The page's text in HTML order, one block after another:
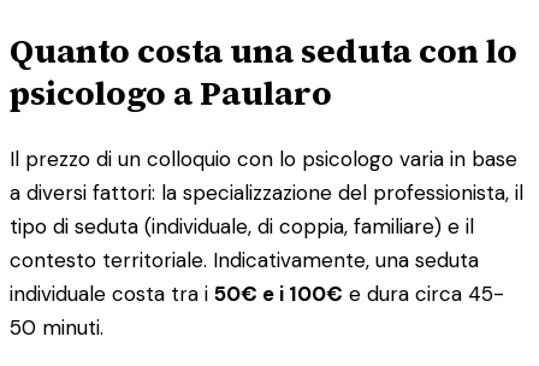
Quanto costa una seduta con lo
psicologo a Paularo
Il prezzo di un colloquio con lo psicologo varia in base
a diversi fattori: la specializzazione del professionista, il
tipo di seduta (individuale, di coppia, familiare) e il
contesto territoriale. Indicativamente, una seduta
individuale costa tra i 50€ e i 100€ e dura circa 45-
50 minuti.